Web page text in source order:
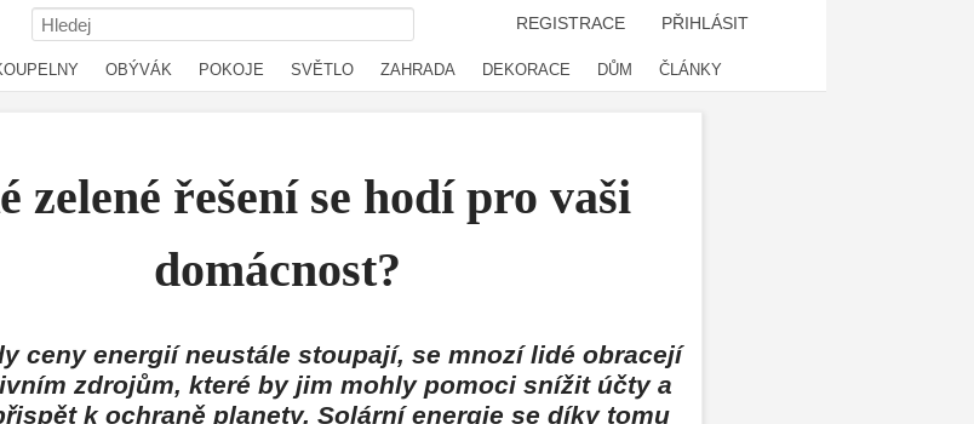
REGISTRACE PŘIHLÁSIT
OBÝVÁK POKOJE SVĚTLO ZAHRADA DEKORACE DŮM ČLÁNKY
zelené řešení se hodí pro vaši
domácnost?
ceny energií neustále stoupají, se mnozí lidé obracejí
zdrojům, které by jim mohly pomoci snížit účty a
k ochraně planety. Solární energie se díky tomu